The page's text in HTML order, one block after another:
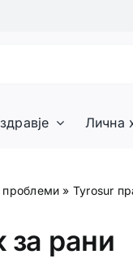
Лична
проблеми » Tyrosur
рани